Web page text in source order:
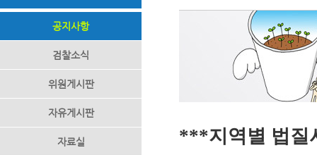
공지사항
검찰소식
위원게시판
자유게시판
자료실 ***지역별 법질